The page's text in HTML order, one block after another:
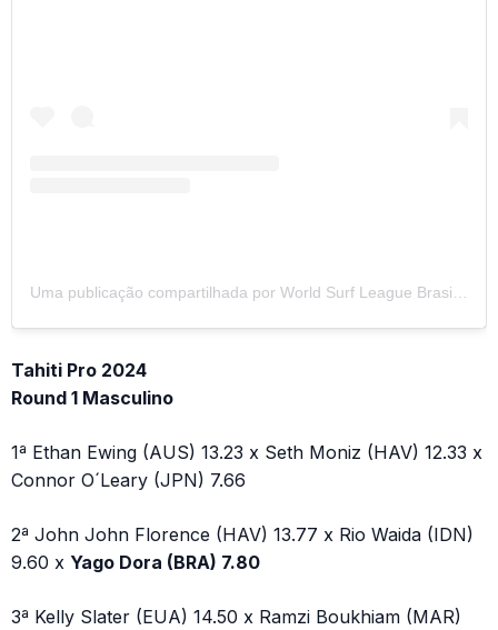
Tahiti Pro 2024
Round 1 Masculino
1ª Ethan Ewing (AUS) 13.23 x Seth Moniz (HAV) 12.33 x
Connor O´Leary (JPN) 7.66
2ª John John Florence (HAV) 13.77 x Rio Waida (IDN)
9.60 x Yago Dora (BRA) 7.80
3ª Kelly Slater (EUA) 14.50 x Ramzi Boukhiam (MAR)